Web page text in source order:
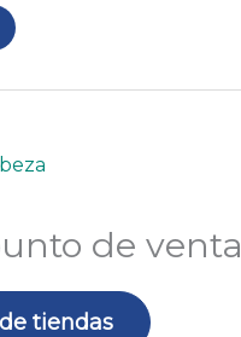
de venta
tiendas